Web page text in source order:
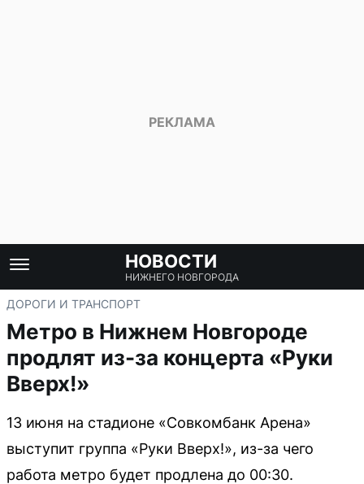
НОВОСТИ
НИЖНЕГО НОВГОРОДА
ДОРОГИ И ТРАНСПОРТ
Метро в Нижнем Новгороде
продлят из-за концерта «Руки
Вверх!»
13 июня на стадионе «Совкомбанк Арена»
выступит группа «Руки Вверх!», из-за чего
работа метро будет продлена до 00:30.